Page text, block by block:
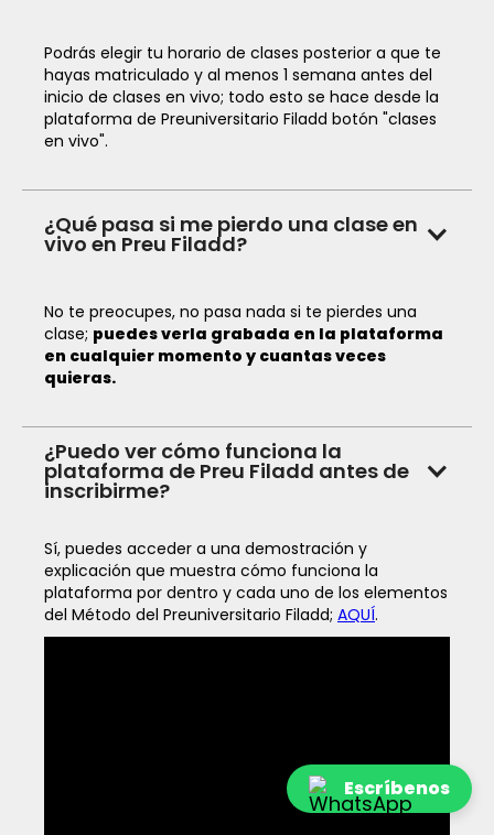
Podrás elegir tu horario de clases posterior a que te
hayas matriculado y al menos 1 semana antes del
inicio de clases en vivo; todo esto se hace desde la
plataforma de Preuniversitario Filadd botón "clases
en vivo".
¿Qué pasa si me pierdo una clase en
vivo en Preu Filadd?
No te preocupes, no pasa nada si te pierdes una
clase; puedes verla grabada en la plataforma
en cualquier momento y cuantas veces
quieras.
¿Puedo ver cómo funciona la
plataforma de Preu Filadd antes de
inscribirme?
Sí, puedes acceder a una demostración y
explicación que muestra cómo funciona la
plataforma por dentro y cada uno de los elementos
del Método del Preuniversitario Filadd; AQUÍ.
Escríbenos